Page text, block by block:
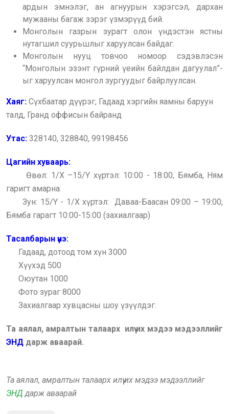
ардын эмнэлэг, ан агнуурын хэрэгсэл, дархан
мужааны багаж зэрэг үзмэрүүд бий.
Монголын газрын зурагт олон үндэстэн ястны
нутагшил суурьшлыг харуулсан байдаг.
Монголын нууц товчоо номоор сэдэвлэсэн
“Монголын эзэнт гүрний үеийн байлдан дагуулал”-
ыг харуулсан монгол зургуудыг байрлуулсан.
Хаяг: Сүхбаатар дүүрэг, Гадаад хэргийн яамны баруун
талд, Гранд оффисын байранд
Утас: 328140, 328840, 99198456
Цагийн хуваарь:
Өвөл: 1/X –15/Y хүртэл: 10:00 - 18:00, Бямба, Ням
гаригт амарна.
Зун: 15/Y - 1/X хүртэл: Даваа-Баасан 09:00 – 19:00,
Бямба гарагт 10:00-15:00 (захиалгаар)
Тасалбарын үнэ:
Гадаад, дотоод том хүн 3000
Хүүхэд 500
Оюутан 1000
Фото зураг 8000
Захиалгаар хувцасны шоу үзүүлдэг.
Та аялал, амралтын талаарх илүү их мэдээ мэдээллийг
ЭНД дарж аваарай.
Та аялал, амралтын талаарх илүү их мэдээ мэдээллийг
ЭНД дарж аваарай